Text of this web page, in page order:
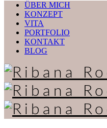
ÜBER MICH
KONZEPT
VITA
PORTFOLIO
KONTAKT
BLOG